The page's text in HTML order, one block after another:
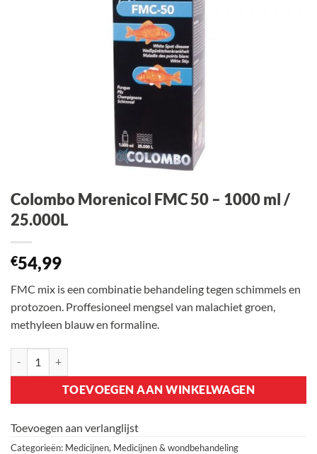
Colombo Morenicol FMC 50 – 1000 ml /
25.000L
€54,99
FMC mix is een combinatie behandeling tegen schimmels en
protozoen. Proffesioneel mengsel van malachiet groen,
methyleen blauw en formaline.
TOEVOEGEN AAN WINKELWAGEN
Toevoegen aan verlanglijst
Categorieën: Medicijnen, Medicijnen & wondbehandeling